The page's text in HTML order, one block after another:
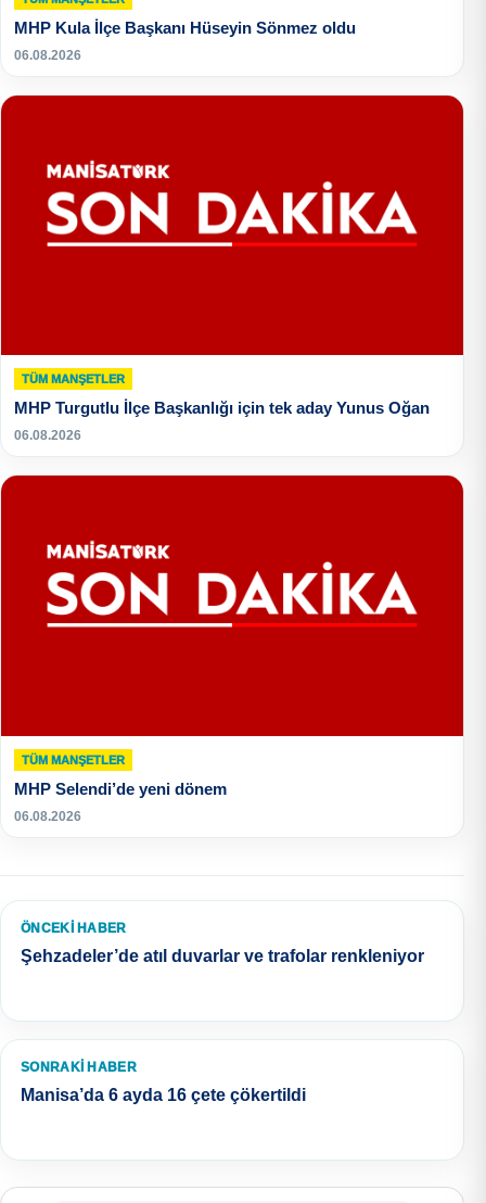
MHP Kula İlçe Başkanı Hüseyin Sönmez oldu
06.08.2026
TÜM MANŞETLER
MHP Turgutlu İlçe Başkanlığı için tek aday Yunus Oğan
06.08.2026
TÜM MANŞETLER
MHP Selendi’de yeni dönem
06.08.2026
ÖNCEKI HABER
Şehzadeler’de atıl duvarlar ve trafolar renkleniyor
SONRAKI HABER
Manisa’da 6 ayda 16 çete çökertildi